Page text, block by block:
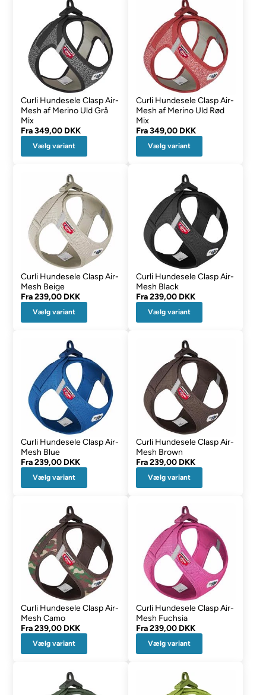
Curli Hundesele Clasp Air-
Mesh af Merino Uld Grå
Mix
Fra349,00 DKK
Vælg variant
Curli Hundesele Clasp Air-
Mesh af Merino Uld Rød
Mix
Fra349,00 DKK
Vælg variant
Curli Hundesele Clasp Air-
Mesh Beige
Fra239,00 DKK
Vælg variant
Curli Hundesele Clasp Air-
Mesh Black
Fra239,00 DKK
Vælg variant
Curli Hundesele Clasp Air-
Mesh Blue
Fra239,00 DKK
Vælg variant
Curli Hundesele Clasp Air-
Mesh Brown
Fra239,00 DKK
Vælg variant
Curli Hundesele Clasp Air-
Mesh Camo
Fra239,00 DKK
Vælg variant
Curli Hundesele Clasp Air-
Mesh Fuchsia
Fra239,00 DKK
Vælg variant